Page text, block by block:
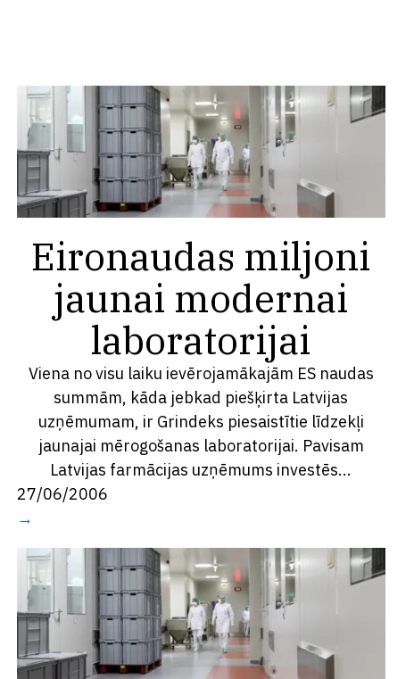
Eironaudas miljoni
jaunai modernai
laboratorijai
Viena no visu laiku ievērojamākajām ES naudas
summām, kāda jebkad piešķirta Latvijas
uzņēmumam, ir Grindeks piesaistītie līdzekļi
jaunajai mērogošanas laboratorijai. Pavisam
Latvijas farmācijas uzņēmums investēs...
27/06/2006
→